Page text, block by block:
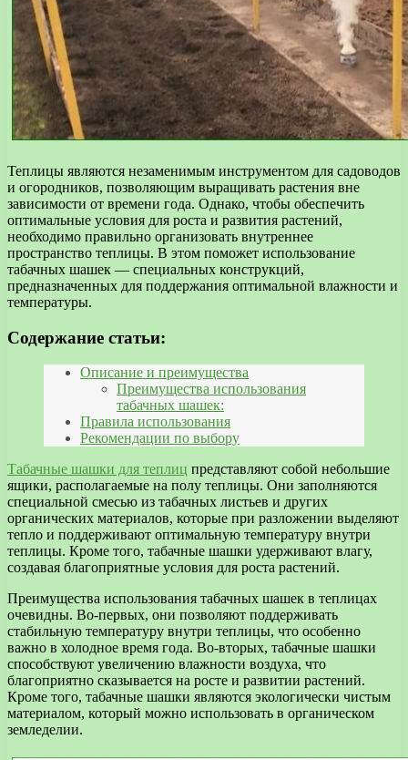
Теплицы являются незаменимым инструментом для садоводов
и огородников, позволяющим выращивать растения вне
зависимости от времени года. Однако, чтобы обеспечить
оптимальные условия для роста и развития растений,
необходимо правильно организовать внутреннее
пространство теплицы. В этом поможет использование
табачных шашек — специальных конструкций,
предназначенных для поддержания оптимальной влажности и
температуры.
Содержание статьи:
Описание и преимущества
Преимущества использования
табачных шашек:
Правила использования
Рекомендации по выбору
Табачные шашки для теплиц представляют собой небольшие
ящики, располагаемые на полу теплицы. Они заполняются
специальной смесью из табачных листьев и других
органических материалов, которые при разложении выделяют
тепло и поддерживают оптимальную температуру внутри
теплицы. Кроме того, табачные шашки удерживают влагу,
создавая благоприятные условия для роста растений.
Преимущества использования табачных шашек в теплицах
очевидны. Во-первых, они позволяют поддерживать
стабильную температуру внутри теплицы, что особенно
важно в холодное время года. Во-вторых, табачные шашки
способствуют увеличению влажности воздуха, что
благоприятно сказывается на росте и развитии растений.
Кроме того, табачные шашки являются экологически чистым
материалом, который можно использовать в органическом
земледелии.